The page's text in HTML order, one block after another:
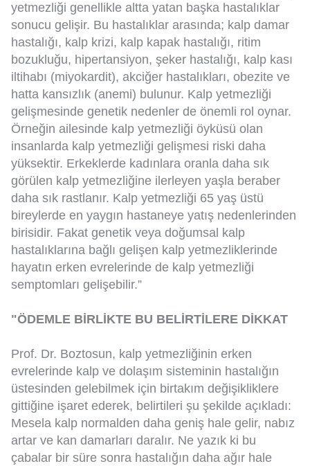
yetmezliği genellikle altta yatan başka hastalıklar
sonucu gelişir. Bu hastalıklar arasında; kalp damar
hastalığı, kalp krizi, kalp kapak hastalığı, ritim
bozukluğu, hipertansiyon, şeker hastalığı, kalp kası
iltihabı (miyokardit), akciğer hastalıkları, obezite ve
hatta kansızlık (anemi) bulunur. Kalp yetmezliği
gelişmesinde genetik nedenler de önemli rol oynar.
Örneğin ailesinde kalp yetmezliği öyküsü olan
insanlarda kalp yetmezliği gelişmesi riski daha
yüksektir. Erkeklerde kadınlara oranla daha sık
görülen kalp yetmezliğine ilerleyen yaşla beraber
daha sık rastlanır. Kalp yetmezliği 65 yaş üstü
bireylerde en yaygın hastaneye yatış nedenlerinden
birisidir. Fakat genetik veya doğumsal kalp
hastalıklarına bağlı gelişen kalp yetmezliklerinde
hayatın erken evrelerinde de kalp yetmezliği
semptomları gelişebilir.”
"ÖDEMLE BİRLİKTE BU BELİRTİLERE DİKKAT
Prof. Dr. Boztosun, kalp yetmezliğinin erken
evrelerinde kalp ve dolaşım sisteminin hastalığın
üstesinden gelebilmek için birtakım değişikliklere
gittiğine işaret ederek, belirtileri şu şekilde açıkladı:
Mesela kalp normalden daha geniş hale gelir, nabız
artar ve kan damarları daralır. Ne yazık ki bu
çabalar bir süre sonra hastalığın daha ağır hale